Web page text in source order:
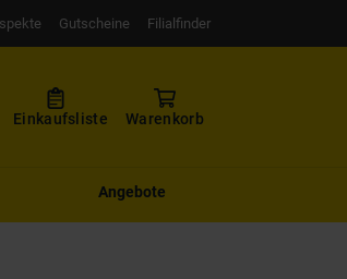
Gutscheine Filialfinder
Einkaufsliste Warenkorb
Angebote